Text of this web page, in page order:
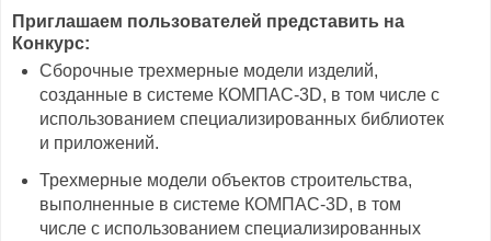
Приглашаем пользователей представить на
Конкурс:
Сборочные трехмерные модели изделий,
созданные в системе КОМПАС-3D, в том числе с
использованием специализированных библиотек
и приложений.
Трехмерные модели объектов строительства,
выполненные в системе КОМПАС-3D, в том
числе с использованием специализированных